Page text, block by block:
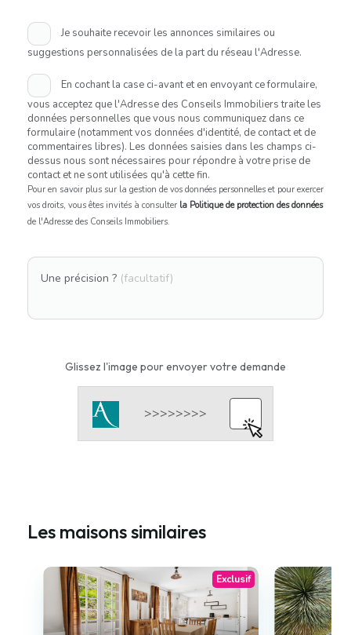
Je souhaite recevoir les annonces similaires ou
suggestions personnalisées de la part du réseau l'Adresse.
En cochant la case ci-avant et en envoyant ce formulaire,
vous acceptez que l'Adresse des Conseils Immobiliers traite les
données personnelles que vous nous communiquez dans ce
formulaire (notamment vos données d'identité, de contact et de
commentaires libres). Les données saisies dans les champs ci-
dessus nous sont nécessaires pour répondre à votre prise de
contact et ne sont utilisées qu'à cette fin.
Pour en savoir plus sur la gestion de vos données personnelles et pour exercer
vos droits, vous êtes invités à consulter la Politique de protection des données
de l'Adresse des Conseils Immobiliers.
Une précision ? (facultatif)
Glissez l'image pour envoyer votre demande
Les maisons similaires
Exclusif